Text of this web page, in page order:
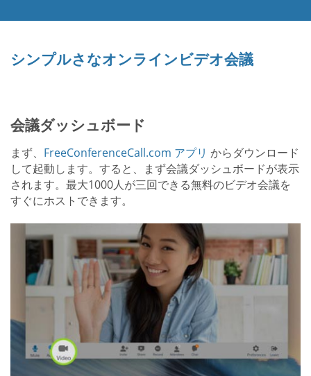
シンプルさなオンラインビデオ会議
会議ダッシュボード
まず、 FreeConferenceCall.com アプリ からダウンロード
して起動します。すると、まず会議ダッシュボードが表示
されます。最大1000人が三回できる無料のビデオ会議を
すぐにホストできます。